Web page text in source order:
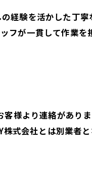
経験を活かした丁
フが一貫して作業を
様より連絡があり
式会社とは別業者